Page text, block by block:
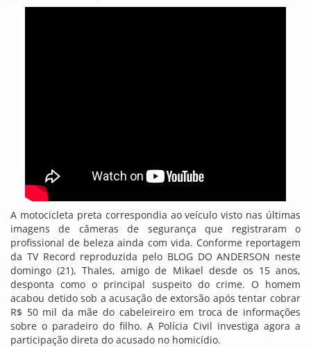
A motocicleta preta correspondia ao veículo visto nas últimas
imagens de câmeras de segurança que registraram o
profissional de beleza ainda com vida. Conforme reportagem
da TV Record reproduzida pelo BLOG DO ANDERSON neste
domingo (21), Thales, amigo de Mikael desde os 15 anos,
desponta como o principal suspeito do crime. O homem
acabou detido sob a acusação de extorsão após tentar cobrar
R$ 50 mil da mãe do cabeleireiro em troca de informações
sobre o paradeiro do filho. A Polícia Civil investiga agora a
participação direta do acusado no homicídio.